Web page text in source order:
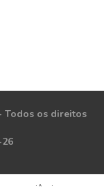
Todos os direitos
26